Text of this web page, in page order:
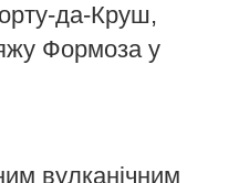
да-Круш,
Формоза у
вулканічним